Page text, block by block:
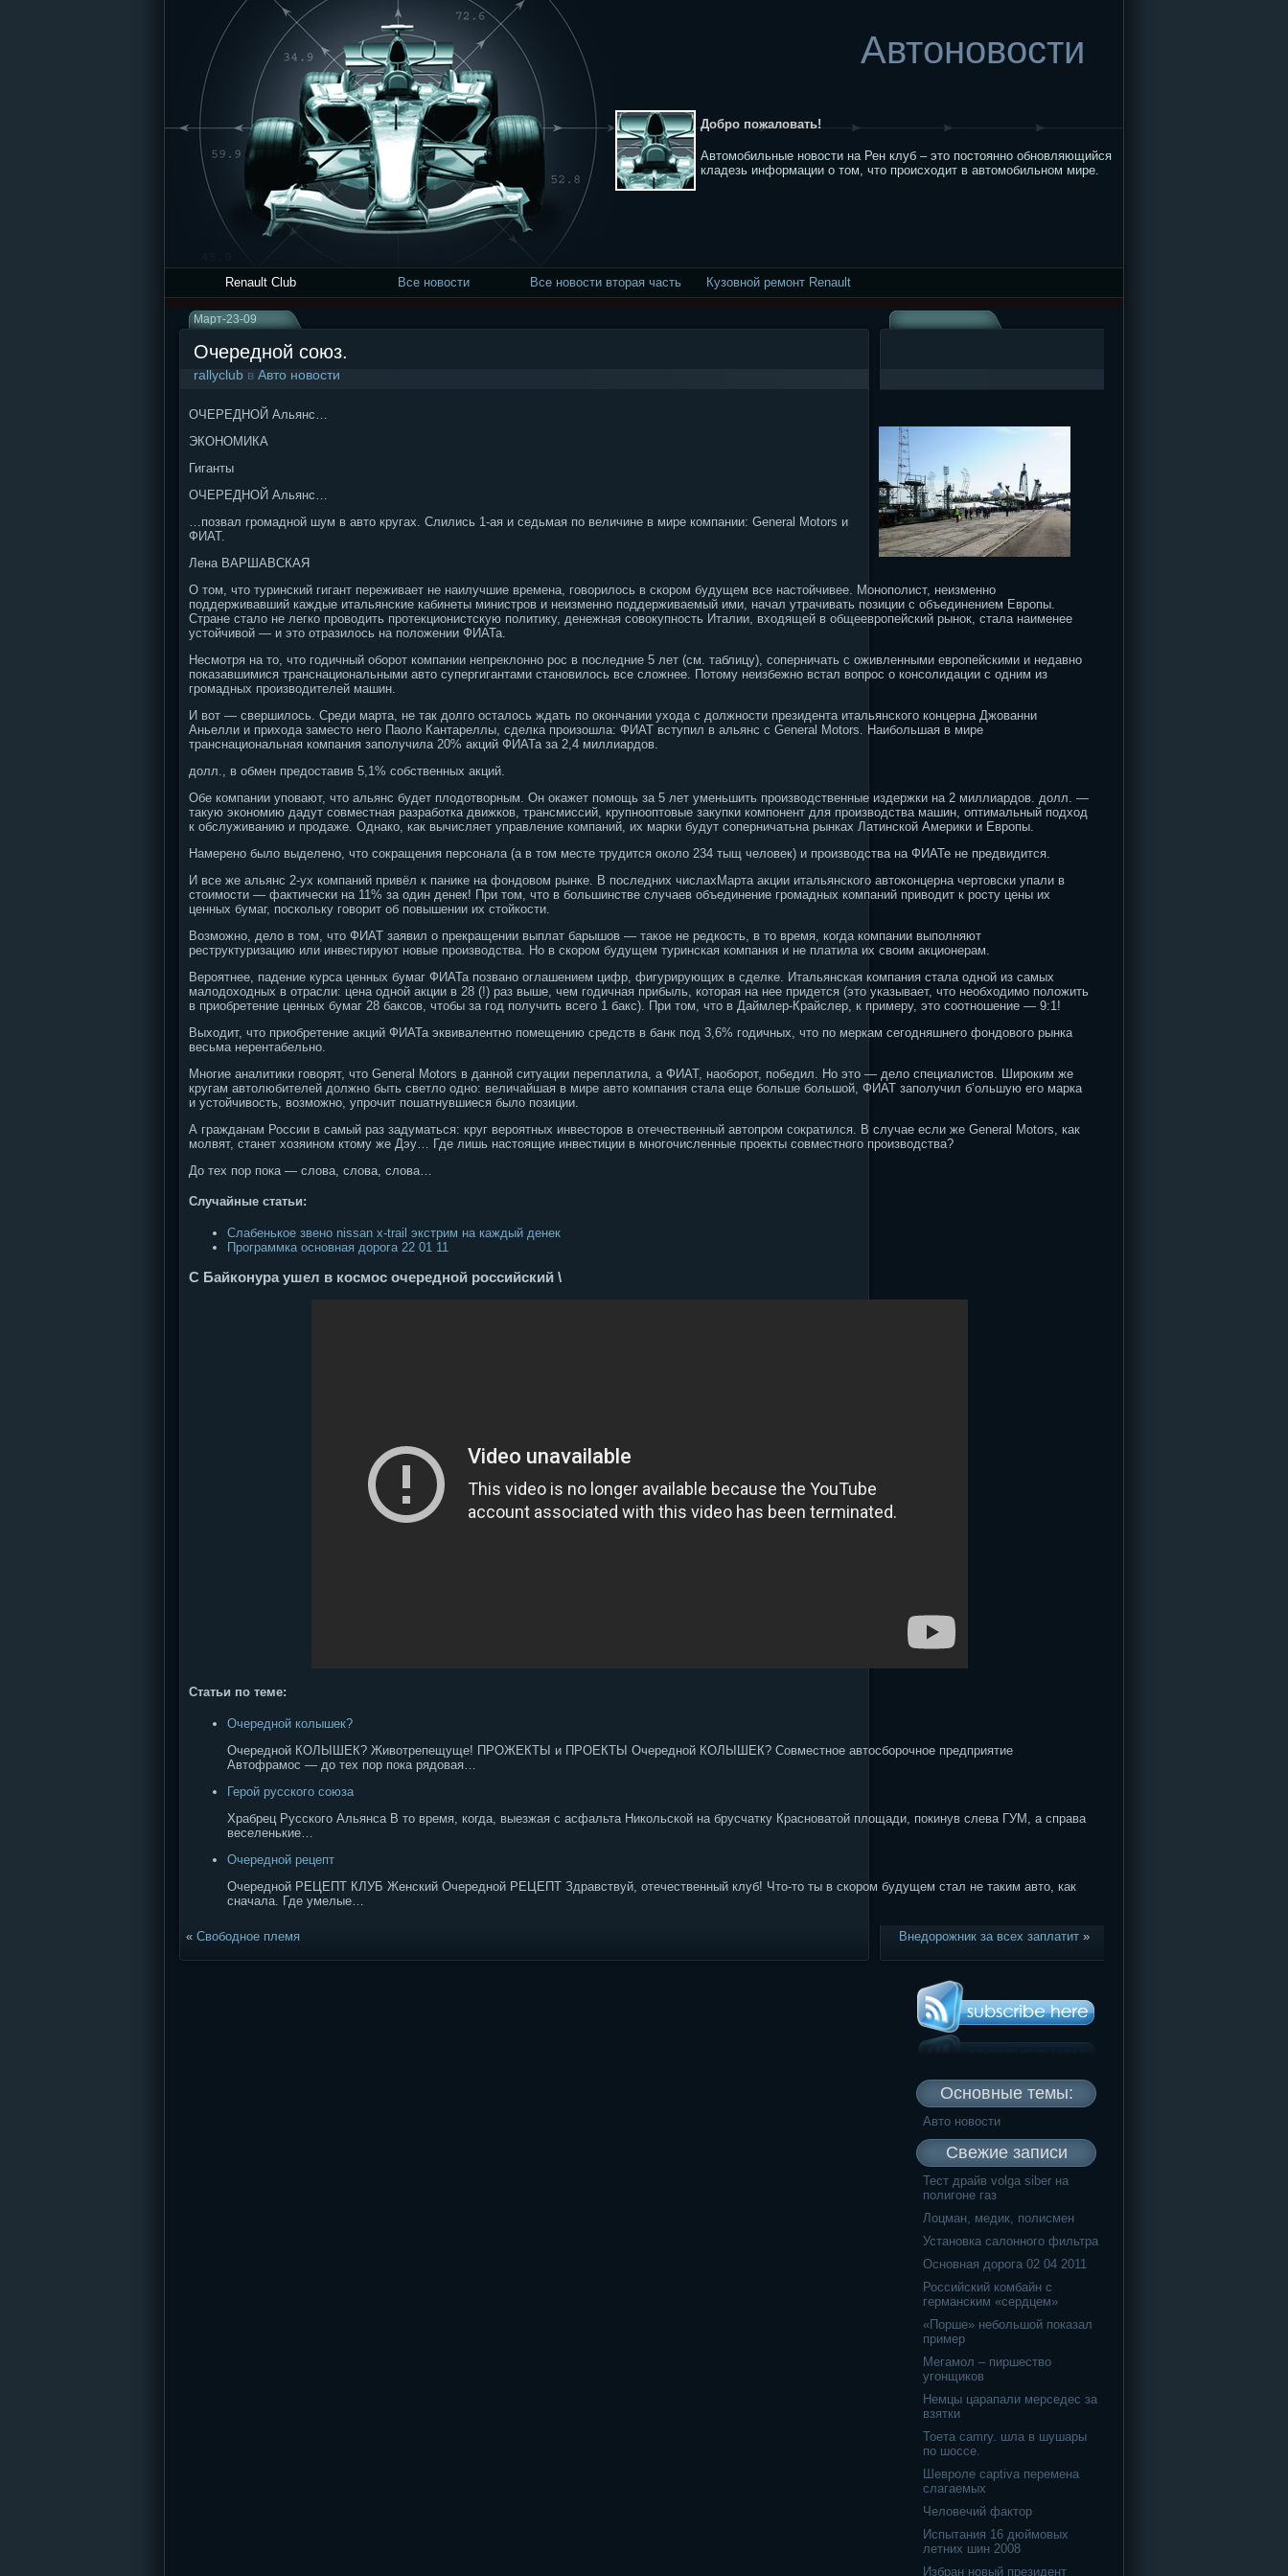
Автоновости
Добро пожаловать!
Автомобильные новости на Рен клуб – это постоянно обновляющийся
кладезь информации о том, что происходит в автомобильном мире.
Renault Club Все новости Все новости вторая часть Кузовной ремонт Renault
Март-23-09
Очередной союз.
rallyclub в Авто новости
ОЧЕРЕДНОЙ Альянс…
ЭКОНОМИКА
Гиганты
ОЧЕРЕДНОЙ Альянс…
…позвал громадной шум в авто кругах. Слились 1-ая и седьмая по величине в мире компании: General Motors и
ФИАТ.
Лена ВАРШАВСКАЯ
О том, что туринский гигант переживает не наилучшие времена, говорилось в скором будущем все настойчивее. Монополист, неизменно
поддерживавший каждые итальянские кабинеты министров и неизменно поддерживаемый ими, начал утрачивать позиции с объединением Европы.
Стране стало не легко проводить протекционистскую политику, денежная совокупность Италии, входящей в общеевропейский рынок, стала наименее
устойчивой — и это отразилось на положении ФИАТа.
Несмотря на то, что годичный оборот компании непреклонно рос в последние 5 лет (см. таблицу), соперничать с оживленными европейскими и недавно
показавшимися транснациональными авто супергигантами становилось все сложнее. Потому неизбежно встал вопрос о консолидации с одним из
громадных производителей машин.
И вот — свершилось. Среди марта, не так долго осталось ждать по окончании ухода с должности президента итальянского концерна Джованни
Аньелли и прихода заместо него Паоло Кантареллы, сделка произошла: ФИАТ вступил в альянс с General Motors. Наибольшая в мире
транснациональная компания заполучила 20% акций ФИАТа за 2,4 миллиардов.
долл., в обмен предоставив 5,1% собственных акций.
Обе компании уповают, что альянс будет плодотворным. Он окажет помощь за 5 лет уменьшить производственные издержки на 2 миллиардов. долл. —
такую экономию дадут совместная разработка движков, трансмиссий, крупнооптовые закупки компонент для производства машин, оптимальный подход
к обслуживанию и продаже. Однако, как вычисляет управление компаний, их марки будут соперничатьна рынках Латинской Америки и Европы.
Намерено было выделено, что сокращения персонала (а в том месте трудится около 234 тыщ человек) и производства на ФИАТе не предвидится.
И все же альянс 2-ух компаний привёл к панике на фондовом рынке. В последних числахМарта акции итальянского автоконцерна чертовски упали в
стоимости — фактически на 11% за один денек! При том, что в большинстве случаев объединение громадных компаний приводит к росту цены их
ценных бумаг, поскольку говорит об повышении их стойкости.
Возможно, дело в том, что ФИАТ заявил о прекращении выплат барышов — такое не редкость, в то время, когда компании выполняют
реструктуризацию или инвестируют новые производства. Но в скором будущем туринская компания и не платила их своим акционерам.
Вероятнее, падение курса ценных бумаг ФИАТа позвано оглашением цифр, фигурирующих в сделке. Итальянская компания стала одной из самых
малодоходных в отрасли: цена одной акции в 28 (!) раз выше, чем годичная прибыль, которая на нее придется (это указывает, что необходимо положить
в приобретение ценных бумаг 28 баксов, чтобы за год получить всего 1 бакс). При том, что в Даймлер-Крайслер, к примеру, это соотношение — 9:1!
Выходит, что приобретение акций ФИАТа эквивалентно помещению средств в банк под 3,6% годичных, что по меркам сегодняшнего фондового рынка
весьма нерентабельно.
Многие аналитики говорят, что General Motors в данной ситуации переплатила, а ФИАТ, наоборот, победил. Но это — дело специалистов. Широким же
кругам автолюбителей должно быть светло одно: величайшая в мире авто компания стала еще больше большой, ФИАТ заполучил б’ольшую его марка
и устойчивость, возможно, упрочит пошатнувшиеся было позиции.
А гражданам России в самый раз задуматься: круг вероятных инвесторов в отечественный автопром сократился. В случае если же General Motors, как
молвят, станет хозяином ктому же Дэу… Где лишь настоящие инвестиции в многочисленные проекты совместного производства?
До тех пор пока — слова, слова, слова…
Случайные статьи:
Слабенькое звено nissan x-trail экстрим на каждый денек
Программка основная дорога 22 01 11
С Байконура ушел в космос очередной российский \
Статьи по теме:
Очередной колышек?
Очередной КОЛЫШЕК? Животрепещуще! ПРОЖЕКТЫ и ПРОЕКТЫ Очередной КОЛЫШЕК? Совместное автосборочное предприятие
Автофрамос — до тех пор пока рядовая…
Герой русского союза
Храбрец Русского Альянса В то время, когда, выезжая с асфальта Никольской на брусчатку Красноватой площади, покинув слева ГУМ, а справа
веселенькие…
Очередной рецепт
Очередной РЕЦЕПТ КЛУБ Женский Очередной РЕЦЕПТ Здравствуй, отечественный клуб! Что-то ты в скором будущем стал не таким авто, как
сначала. Где умелые…
« Свободное племя Внедорожник за всех заплатит »
Основные темы:
Авто новости
Свежие записи
Тест драйв volga siber на
полигоне газ
Лоцман, медик, полисмен
Установка салонного фильтра
Основная дорога 02 04 2011
Российский комбайн с
германским «сердцем»
«Порше» небольшой показал
пример
Мегамол – пиршество
угонщиков
Немцы царапали мерседес за
взятки
Тоета camry. шла в шушары
по шоссе.
Шевроле captiva перемена
слагаемых
Человечий фактор
Испытания 16 дюймовых
летних шин 2008
Избран новый президент